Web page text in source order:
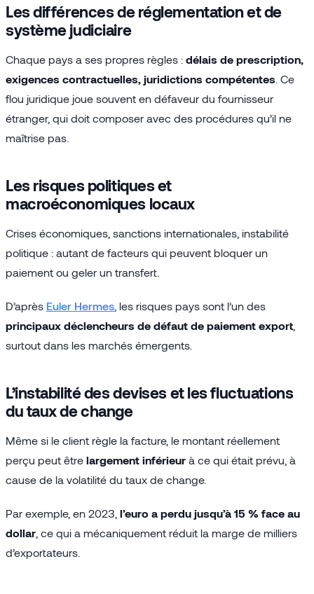
Les différences de réglementation et de
système judiciaire
Chaque pays a ses propres règles : délais de prescription,
exigences contractuelles, juridictions compétentes . Ce
flou juridique joue souvent en défaveur du fournisseur
étranger, qui doit composer avec des procédures qu’il ne
maîtrise pas.
Les risques politiques et
macroéconomiques locaux
Crises économiques, sanctions internationales, instabilité
politique : autant de facteurs qui peuvent bloquer un
paiement ou geler un transfert.
D’après Euler Hermes , les risques pays sont l’un des
principaux déclencheurs de défaut de paiement export
surtout dans les marchés émergents.
L’instabilité des devises et les fluctuations
du taux de change
Même si le client règle la facture, le montant réellement
perçu peut être largement inférieur à ce qui était prévu, à
cause de la volatilité du taux de change.
Par exemple, en 2023, l’euro a perdu jusqu’à 15 % face au
dollar , ce qui a mécaniquement réduit la marge de milliers
d’exportateurs.